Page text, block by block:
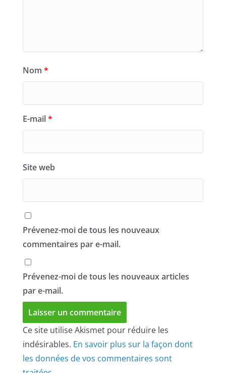
Nom *
E-mail*
Site web
Prévenez-moi de tous les nouveaux
commentaires par e-mail.
Prévenez-moi de tous les nouveaux articles
par e-mail.
Ce site utilise Akismet pour réduire les
indésirables. En savoir plus sur la façon dont
les données de vos commentaires sont